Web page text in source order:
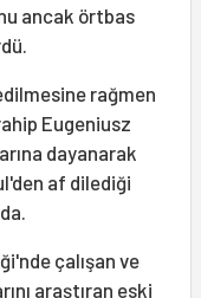
ancak örtbas
rağmen
Eugeniusz
dayanarak
af dilediği
çalışan ve
araştıran eski